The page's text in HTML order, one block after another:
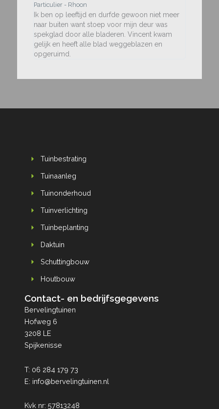
Particulier - Rhoon
Ik ben op leeftijd en durfde gewoon niet meer
naar buiten want stoep voor mijn deur was
spekglad door alle bladeren. Vincent kwam
gelijk en heeft alle blad weggeblazen en
opgeruimd.
Tuinbestrating
Tuinaanleg
Tuinonderhoud
Tuinverlichting
Tuinbeplanting
Daktuin
Schuttingbouw
Houtbouw
Contact- en bedrijfsgegevens
Bervelingtuinen
Hofweg 6
3208 LE
Spijkenisse
T: 06 284 179 73
E: info@bervelingtuinen.nl
Kvk nr: 57813248